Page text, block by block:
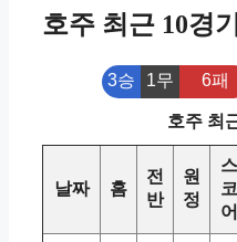
호주 최근 10경기
3승 1무 6패
호주 최
날짜 홈
전
반
원
정
스
코
어